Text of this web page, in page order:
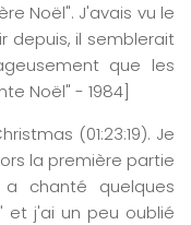
Noël". J'avais vu le
depuis, il semblerait
que les
Noël" - 1984]
(01:23:19). Je
la première partie
chanté quelques
et j'ai un peu oublié